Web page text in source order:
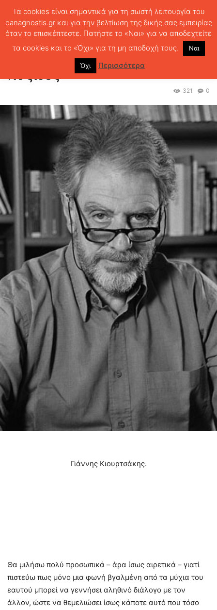
Tα ναυάγια φτιάχνουν τις πυξίδες
Tα ναυάγια φτιάχνουν τις
0
321
Γιάννης Κιουρτσάκης.
Θα μιλήσω πολύ προσωπικά – άρα ίσως αιρετικά – γιατί
πιστεύω πως μόνο μια φωνή βγαλμένη από τα μύχια του
εαυτού μπορεί να γεννήσει αληθινό διάλογο με τον
άλλον, ώστε να θεμελιώσει ίσως κάποτε αυτό που τόσο
Τα cookies είναι σημαντικά για τη σωστή λειτουργία του
oanagnostis.gr και για την βελτίωση της δικής σας εμπειρίας
όταν το επισκέπτεστε. Πατήστε το «Ναι» για να αποδεχτείτε
τα cookies και το «Όχι» για τη μη αποδοχή τους.
Ναι
Όχι Περισσότερα